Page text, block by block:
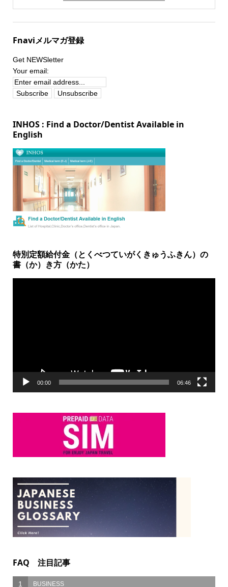
Fnaviメルマガ登録
Get NEWSletter
Your email:
INHOS : Find a Doctor/Dentist Available in
English
特別定額給付金（とくべつていがくきゅうふきん）の
書（か）き方（かた）
00:00 06:46
FAQ 注目記事
1 BUSINESS